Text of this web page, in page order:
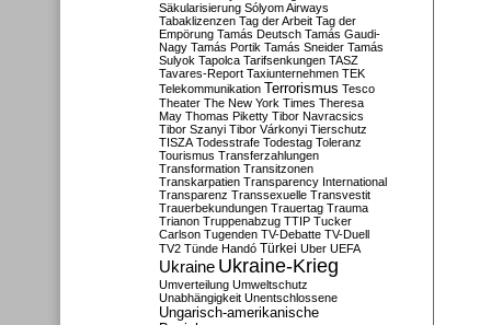
Säkularisierung Sólyom Airways
Tabaklizenzen Tag der Arbeit Tag der
Empörung Tamás Deutsch Tamás Gaudi-
Nagy Tamás Portik Tamás Sneider Tamás
Sulyok Tapolca Tarifsenkungen TASZ
Tavares-Report Taxiunternehmen TEK
Telekommunikation Terrorismus Tesco
Theater The New York Times Theresa
May Thomas Piketty Tibor Navracsics
Tibor Szanyi Tibor Várkonyi Tierschutz
TISZA Todesstrafe Todestag Toleranz
Tourismus Transferzahlungen
Transformation Transitzonen
Transkarpatien Transparency International
Transparenz Transsexuelle Transvestit
Trauerbekundungen Trauertag Trauma
Trianon Truppenabzug TTIP Tucker
Carlson Tugenden TV-Debatte TV-Duell
TV2 Tünde Handó Türkei Uber UEFA
Ukraine Ukraine-Krieg
Umverteilung Umweltschutz
Unabhängigkeit Unentschlossene
Ungarisch-amerikanische